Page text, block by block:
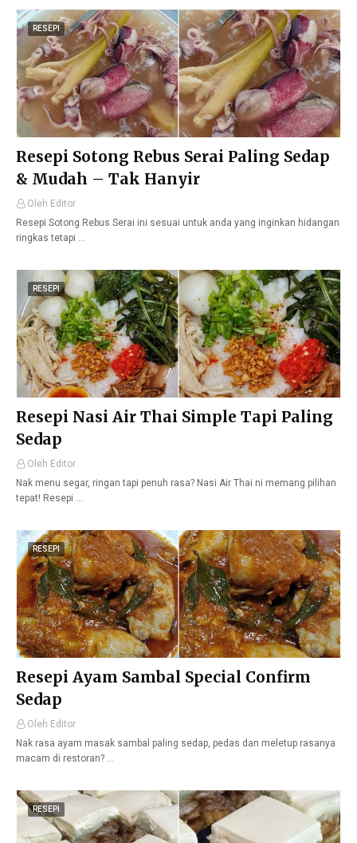
RESEPI
Resepi Sotong Rebus Serai Paling Sedap
& Mudah – Tak Hanyir
Oleh Editor
Resepi Sotong Rebus Serai ini sesuai untuk anda yang inginkan hidangan
ringkas tetapi …
RESEPI
Resepi Nasi Air Thai Simple Tapi Paling
Sedap
Oleh Editor
Nak menu segar, ringan tapi penuh rasa? Nasi Air Thai ni memang pilihan
tepat! Resepi …
RESEPI
Resepi Ayam Sambal Special Confirm
Sedap
Oleh Editor
Nak rasa ayam masak sambal paling sedap, pedas dan meletup rasanya
macam di restoran? …
RESEPI